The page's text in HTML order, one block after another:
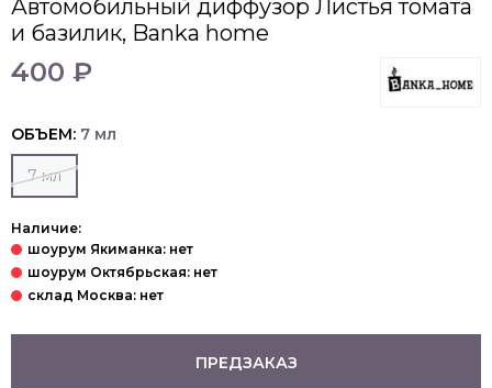
Автомобильный диффузор Листья томата
и базилик, Banka home
400 ₽
ОБЪЕМ: 7 мл
7 мл
Наличие:
ПРЕДЗАКАЗ